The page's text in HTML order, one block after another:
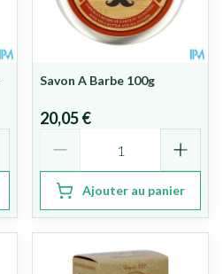
Savon A Barbe 100g
20,05 €
Ajouter au panier